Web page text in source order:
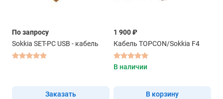
По запросу
Sokkia SET-PC USB - кабель
Заказать
1 900 ₽
Кабель TOPCON/Sokkia F4
В наличии
В корзину